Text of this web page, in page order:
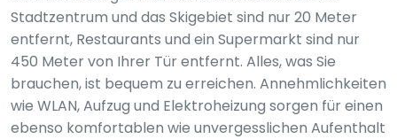
Stadtzentrum und das Skigebiet sind nur 20 Meter
entfernt, Restaurants und ein Supermarkt sind nur
450 Meter von Ihrer Tür entfernt. Alles, was Sie
brauchen, ist bequem zu erreichen. Annehmlichkeiten
wie WLAN, Aufzug und Elektroheizung sorgen für einen
ebenso komfortablen wie unvergesslichen Aufenthalt